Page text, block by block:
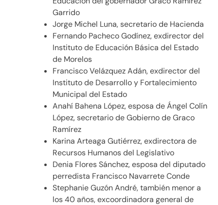
Garrido
Jorge Michel Luna, secretario de Hacienda
Fernando Pacheco Godínez, exdirector del
Instituto de Educación Básica del Estado
de Morelos
Francisco Velázquez Adán, exdirector del
Instituto de Desarrollo y Fortalecimiento
Municipal del Estado
Anahí Bahena López, esposa de Ángel Colín
López, secretario de Gobierno de Graco
Ramírez
Karina Arteaga Gutiérrez, exdirectora de
Recursos Humanos del Legislativo
Denia Flores Sánchez, esposa del diputado
perredista Francisco Navarrete Conde
Stephanie Guzón André, también menor a
los 40 años, excoordinadora general de